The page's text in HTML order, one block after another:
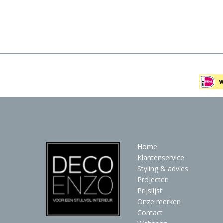
Verlichting
Home
Klantenservice
Styling & advies
Projecten
Prijslijst
Onze merken
Contact